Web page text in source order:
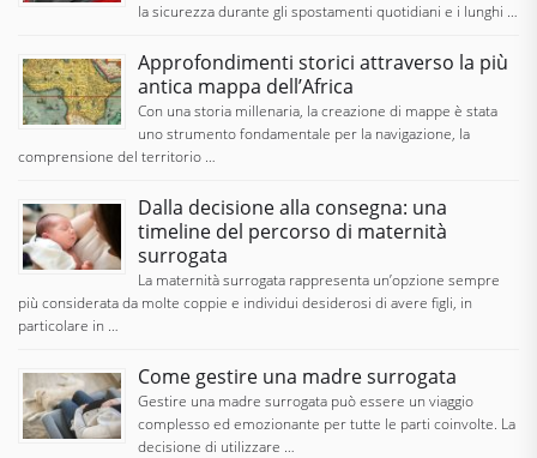
la sicurezza durante gli spostamenti quotidiani e i lunghi …
Approfondimenti storici attraverso la più
antica mappa dell’Africa
Con una storia millenaria, la creazione di mappe è stata
uno strumento fondamentale per la navigazione, la
comprensione del territorio …
Dalla decisione alla consegna: una
timeline del percorso di maternità
surrogata
La maternità surrogata rappresenta un’opzione sempre
più considerata da molte coppie e individui desiderosi di avere figli, in
particolare in …
Come gestire una madre surrogata
Gestire una madre surrogata può essere un viaggio
complesso ed emozionante per tutte le parti coinvolte. La
decisione di utilizzare …